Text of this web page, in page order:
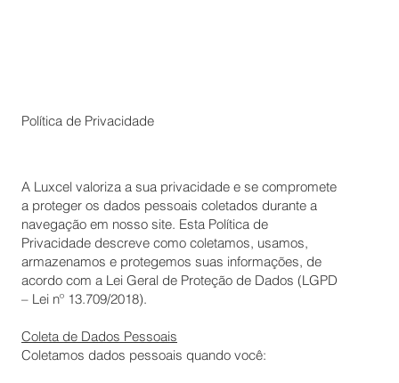
Política de Privacidade
A Luxcel valoriza a sua privacidade e se compromete
a proteger os dados pessoais coletados durante a
navegação em nosso site. Esta Política de
Privacidade descreve como coletamos, usamos,
armazenamos e protegemos suas informações, de
acordo com a Lei Geral de Proteção de Dados (LGPD
– Lei nº 13.709/2018).
Coleta de Dados Pessoais
Coletamos dados pessoais quando você: